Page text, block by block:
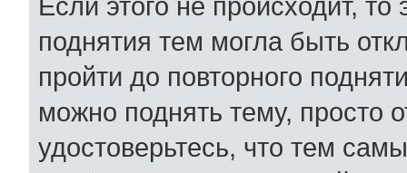
поднятия тем могла быть
пройти до повторного
можно поднять тему, просто
удостоверьтесь, что тем